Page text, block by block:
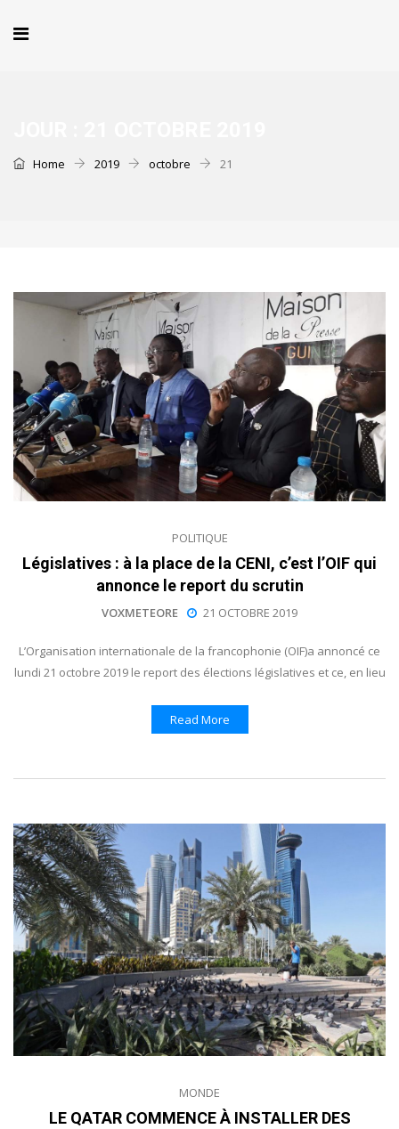
Home 2019 octobre 21
POLITIQUE
Législatives : à la place de la CENI, c’est l’OIF qui
annonce le report du scrutin
VOXMETEORE 21 OCTOBRE 2019
L’Organisation internationale de la francophonie (OIF)a annoncé ce
lundi 21 octobre 2019 le report des élections législatives et ce, en lieu
Read More
MONDE
LE QATAR COMMENCE À INSTALLER DES